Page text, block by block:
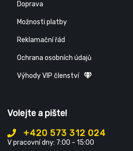
Doprava
Možnosti platby
Reklamační řád
Ochrana osobních údajů
Výhody VIP členství
Volejte a pište!
+420 573 312 024
V pracovní dny: 7:00 - 15:00